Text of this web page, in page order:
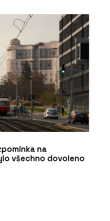
na
všechno dovoleno